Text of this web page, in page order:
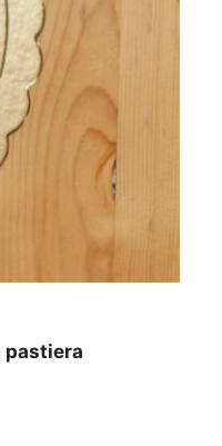
pastiera